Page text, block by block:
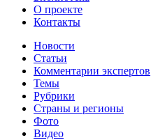
О проекте
Контакты
Новости
Статьи
Комментарии экспертов
Темы
Рубрики
Страны и регионы
Фото
Видео